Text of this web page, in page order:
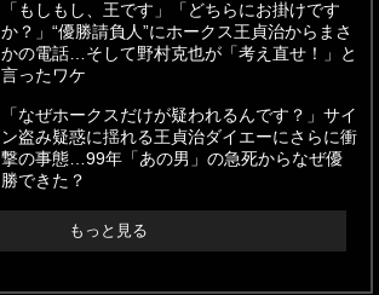
「もしもし、王です」「どちらにお掛けです
か？」“優勝請負人”にホークス王貞治からまさ
かの電話…そして野村克也が「考え直せ！」と
言ったワケ
「なぜホークスだけが疑われるんです？」サイ
ン盗み疑惑に揺れる王貞治ダイエーにさらに衝
撃の事態…99年「あの男」の急死からなぜ優
勝できた？
もっと見る